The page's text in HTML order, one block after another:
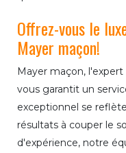
Offrez-vous le
Mayer maçon!
Mayer maçon,
vous garantit un
exceptionnel se
résultats à couper le
d'expérience, notre